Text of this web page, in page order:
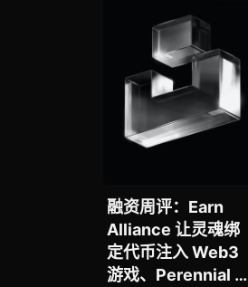
景？论 DoubleZero
的底层通信网络新框
融资周评：Earn
Alliance 让灵魂绑
定代币注入 Web3
游戏、Perennial 让